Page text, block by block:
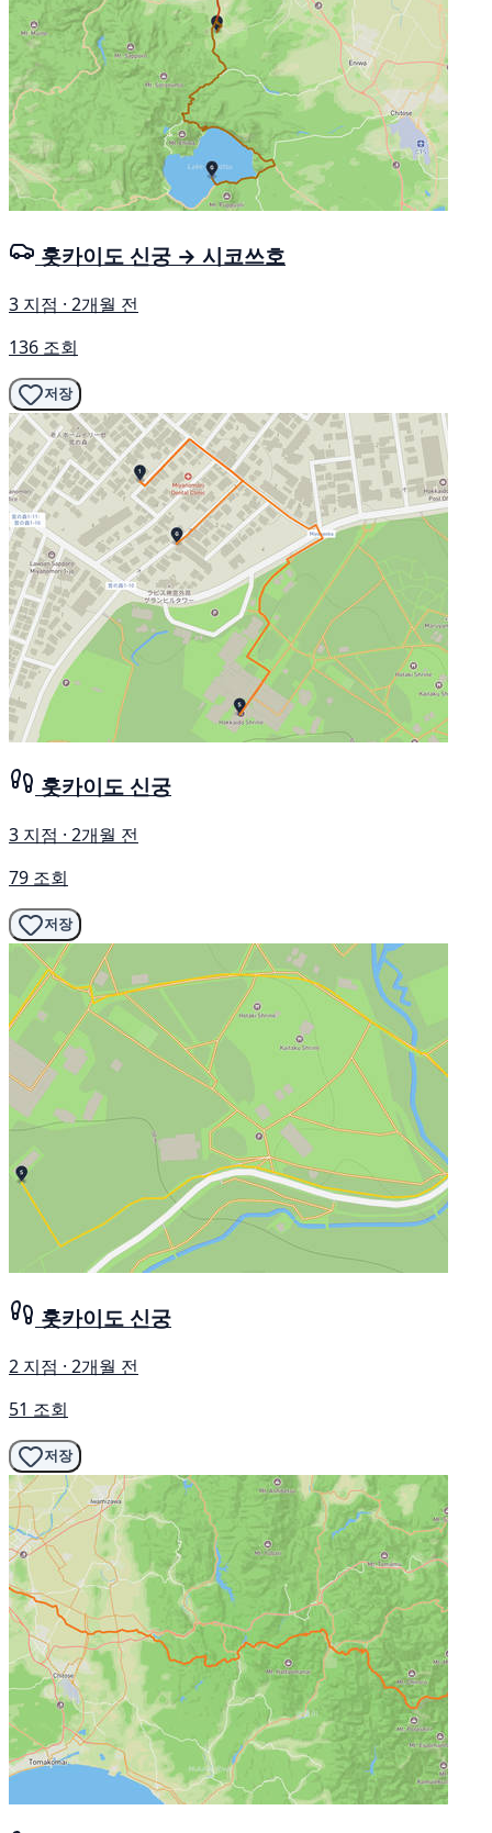
홋카이도 신궁 → 시코쓰호
3 지점 · 2개월 전
136 조회
저장
홋카이도 신궁
3 지점 · 2개월 전
79 조회
저장
홋카이도 신궁
2 지점 · 2개월 전
51 조회
저장